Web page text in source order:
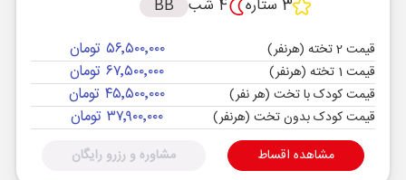
3 ستاره
4 شب BB
قیمت 2 تخته (هرنفر) ۵۶٬۵۰۰٬۰۰۰ تومان
قیمت 1 تخته (هرنفر) ۶۷٬۵۰۰٬۰۰۰ تومان
قیمت کودک با تخت (هر نفر) ۴۵٬۵۰۰٬۰۰۰ تومان
قیمت کودک بدون تخت (هرنفر) ۳۷٬۹۰۰٬۰۰۰ تومان
مشاهده اقساط مشاوره و رزرو رایگان